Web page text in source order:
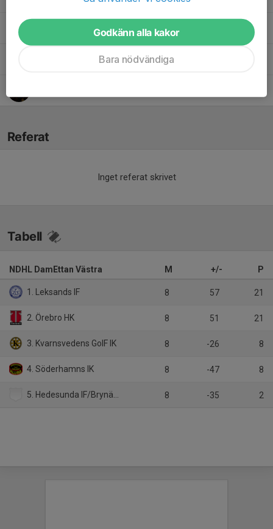
Fredrik OlssonMaterialare
Målvaktstränare
Referat
Inget referat skrivet
Tabell
NDHL DamEttan Västra M +/- P
1. Leksands IF 8 57 21
2. Örebro HK 8 51 21
3. Kvarnsvedens GoIF IK 8 -26 8
4. Söderhamns IK 8 -47 8
5. Hedesunda IF/Brynäs IF:2 8 -35 2
Godkänn alla kakor
Bara nödvändiga